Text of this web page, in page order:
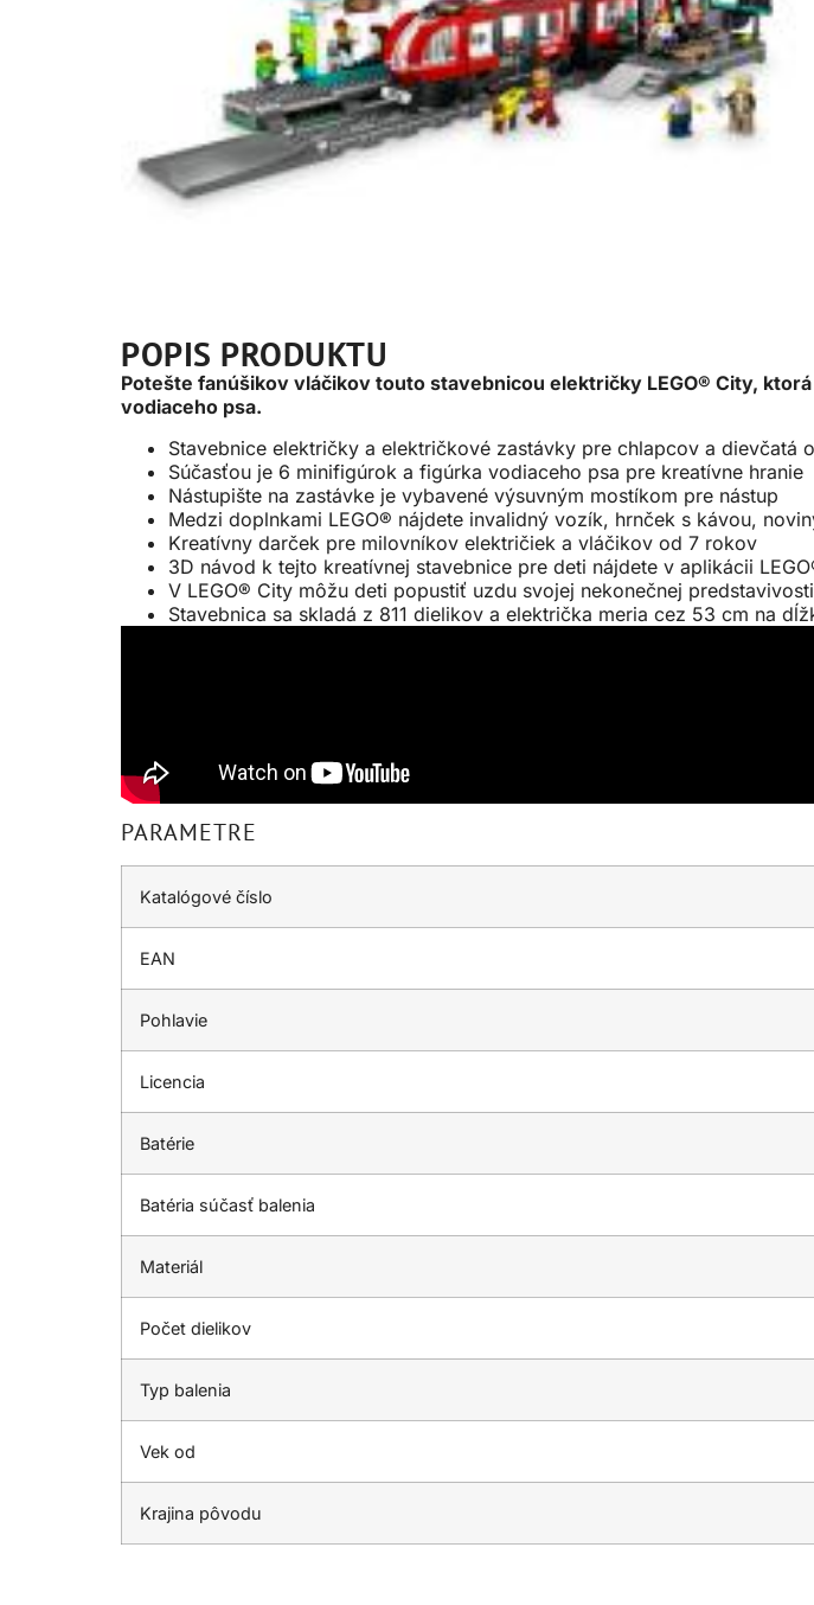
POPIS PRODUKTU
Potešte fanúšikov vláčikov touto stavebnicou električky LEGO® City,
vodiaceho psa.
Stavebnice električky a električkové zastávky pre chlapcov a dievčatá
Súčasťou je 6 minifigúrok a figúrka vodiaceho psa pre kreatívne hranie
Nástupište na zastávke je vybavené výsuvným mostíkom pre nástup
Medzi doplnkami LEGO® nájdete invalidný vozík, hrnček s kávou,
Kreatívny darček pre milovníkov električiek a vláčikov od 7 rokov
3D návod k tejto kreatívnej stavebnice pre deti nájdete v aplikácii
V LEGO® City môžu deti popustiť uzdu svojej nekonečnej predstavivosti
Stavebnica sa skladá z 811 dielikov a električka meria cez 53 cm na
PARAMETRE
Katalógové číslo
EAN
Pohlavie
Licencia
Batérie
Batéria súčasť balenia
Materiál
Počet dielikov
Typ balenia
Vek od
Krajina pôvodu